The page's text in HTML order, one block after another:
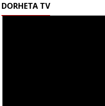
DORHETA TV